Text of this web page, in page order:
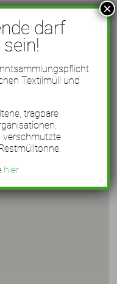
darf
Textilmüll und
tragbare
verschmutzte
hier.
×